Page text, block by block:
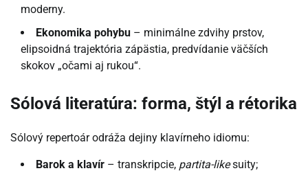
moderny.
Ekonomika pohybu – minimálne zdvihy prstov,
elipsoidná trajektória zápästia, predvídanie väčších
skokov „očami aj rukou“.
Sólová literatúra: forma, štýl a rétorika
Sólový repertoár odráža dejiny klavírneho idiomu:
Barok a klavír – transkripcie, partita-likesuity;